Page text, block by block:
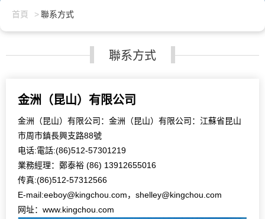
首頁 聯系方式
聯系方式
金洲（昆山）有限公司
金洲（昆山）有限公司：金洲（昆山）有限公司：江蘇省昆山
市周市鎮長興支路88號
电话:電話:(86)512-57301219
業務經理：鄭泰裕 (86) 13912655016
传真:(86)512-57312566
E-mail:eeboy@kingchou.com，shelley@kingchou.com
网址：www.kingchou.com